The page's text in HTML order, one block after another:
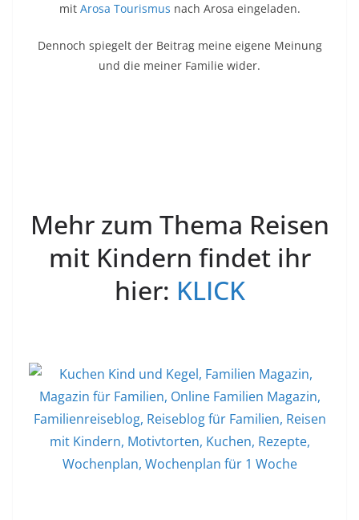
mit Arosa Tourismus nach Arosa eingeladen.
Dennoch spiegelt der Beitrag meine eigene Meinung
und die meiner Familie wider.
Mehr zum Thema Reisen
mit Kindern findet ihr
hier: KLICK